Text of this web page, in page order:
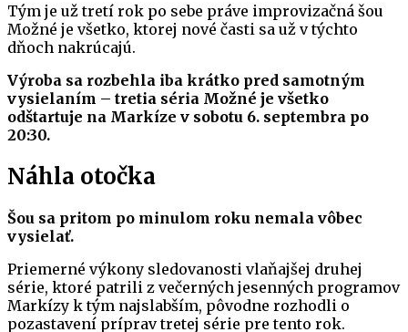
Tým je už tretí rok po sebe práve improvizačná šou
Možné je všetko, ktorej nové časti sa už v týchto
dňoch nakrúcajú.
Výroba sa rozbehla iba krátko pred samotným
vysielaním – tretia séria Možné je všetko
odštartuje na Markíze v sobotu 6. septembra po
20:30.
Náhla otočka
Šou sa pritom po minulom roku nemala vôbec
vysielať.
Priemerné výkony sledovanosti vlaňajšej druhej
série, ktoré patrili z večerných jesenných programov
Markízy k tým najslabším, pôvodne rozhodli o
pozastavení príprav tretej série pre tento rok.